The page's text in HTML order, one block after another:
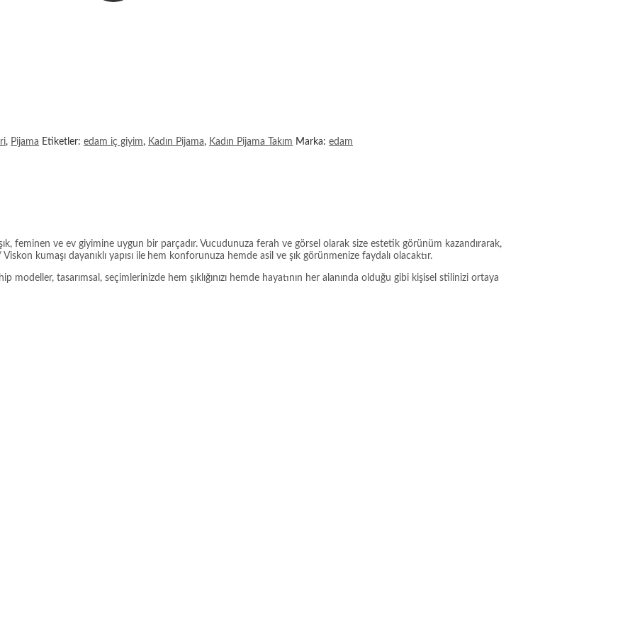
, Pijama Etiketler: edam iç giyim, Kadın Pijama, Kadın Pijama Takım Marka: edam
feminen ve ev giyimine uygun bir parçadır. Vucudunuza ferah ve görsel olarak size estetik görünüm kazandırarak,
kumaşı dayanıklı yapısı ile hem konforunuza hemde asil ve şık görünmenize faydalı olacaktır.
tasarımsal, seçimlerinizde hem şıklığınızı hemde hayatının her alanında olduğu gibi kişisel stilinizi ortaya